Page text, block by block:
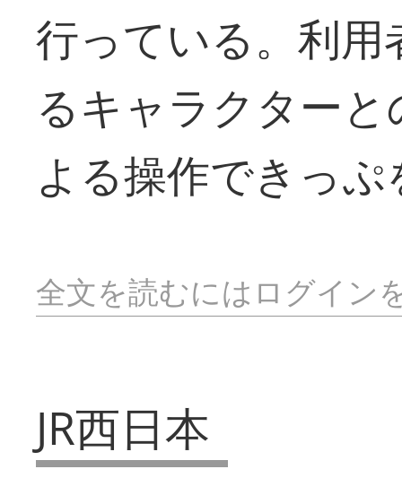
行っている。利
るキャラクター
よる操作できっ
全文を読むにはログイン
JR西日本